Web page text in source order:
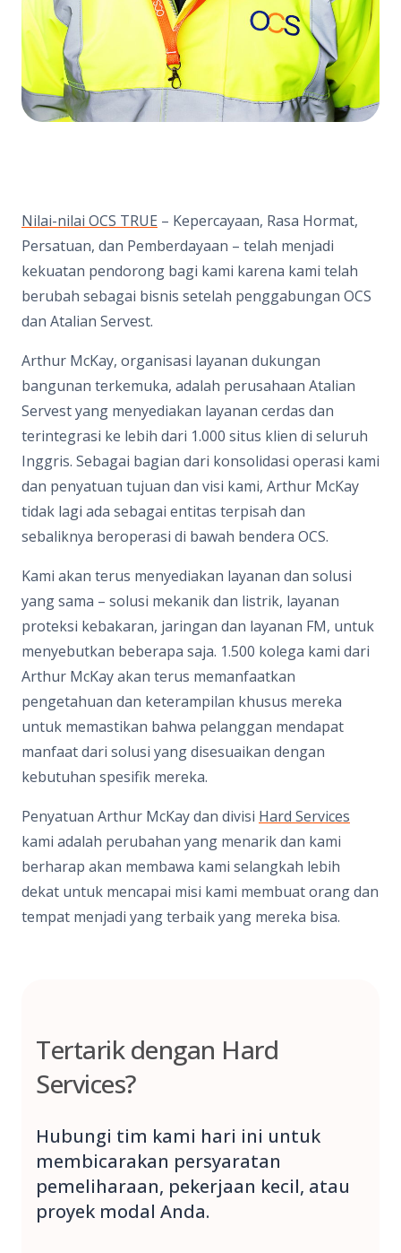
Nilai-nilai OCS TRUE – Kepercayaan, Rasa Hormat,
Persatuan, dan Pemberdayaan – telah menjadi
kekuatan pendorong bagi kami karena kami telah
berubah sebagai bisnis setelah penggabungan OCS
dan Atalian Servest.
Arthur McKay, organisasi layanan dukungan
bangunan terkemuka, adalah perusahaan Atalian
Servest yang menyediakan layanan cerdas dan
terintegrasi ke lebih dari 1.000 situs klien di seluruh
Inggris. Sebagai bagian dari konsolidasi operasi kami
dan penyatuan tujuan dan visi kami, Arthur McKay
tidak lagi ada sebagai entitas terpisah dan
sebaliknya beroperasi di bawah bendera OCS.
Kami akan terus menyediakan layanan dan solusi
yang sama – solusi mekanik dan listrik, layanan
proteksi kebakaran, jaringan dan layanan FM, untuk
menyebutkan beberapa saja. 1.500 kolega kami dari
Arthur McKay akan terus memanfaatkan
pengetahuan dan keterampilan khusus mereka
untuk memastikan bahwa pelanggan mendapat
manfaat dari solusi yang disesuaikan dengan
kebutuhan spesifik mereka.
Penyatuan Arthur McKay dan divisi Hard Services
kami adalah perubahan yang menarik dan kami
berharap akan membawa kami selangkah lebih
dekat untuk mencapai misi kami membuat orang dan
tempat menjadi yang terbaik yang mereka bisa.
Tertarik dengan Hard
Services?
Hubungi tim kami hari ini untuk
membicarakan persyaratan
pemeliharaan, pekerjaan kecil, atau
proyek modal Anda.